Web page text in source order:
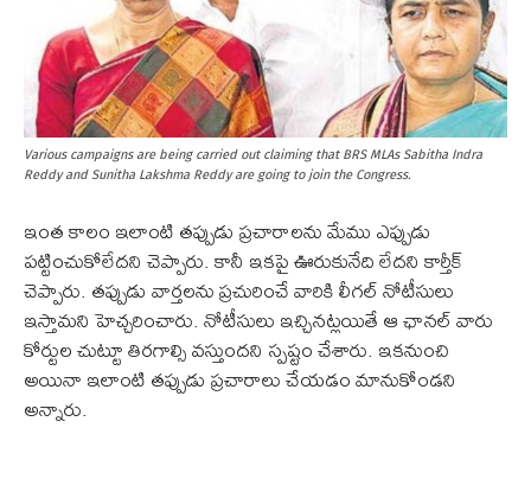
Various campaigns are being carried out claiming that BRS MLAs Sabitha Indra
Reddy and Sunitha Lakshma Reddy are going to join the Congress.
ఇంత కాలం ఇలాంటి తప్పుడు ప్రచారాలను మేము ఎప్పుడు
పట్టించుకోలేదని చెప్పారు. కానీ ఇకపై ఊరుకునేది లేదని కార్తీక్
చెప్పారు. తప్పుడు వార్తలను ప్రచురించే వారికి లీగల్ నోటీసులు
ఇస్తామని హెచ్చరించారు. నోటీసులు ఇచ్చినట్లయితే ఆ ఛానల్ వారు
కోర్టుల చుట్టూ తిరగాల్సి వస్తుందని స్పష్టం చేశారు. ఇకనుంచి
అయినా ఇలాంటి తప్పుడు ప్రచారాలు చేయడం మానుకోండని
అన్నారు.